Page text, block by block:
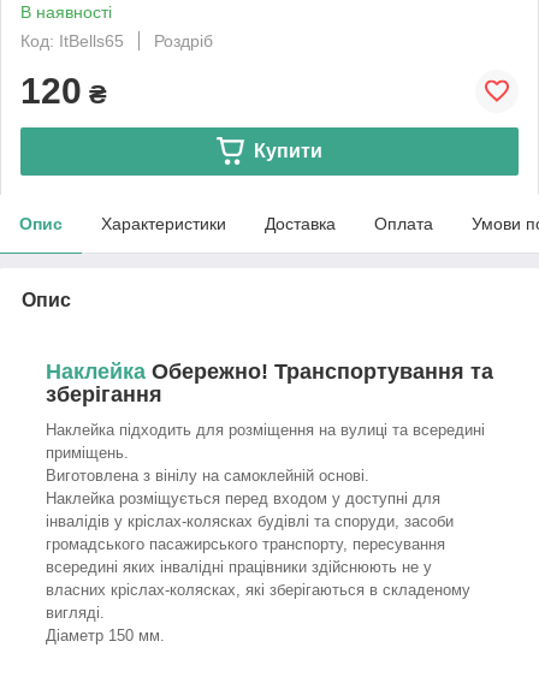
В наявності
Код: ItBells65
Роздріб
120 ₴
Купити
Опис Характеристики Доставка Оплата Умови
Опис
Наклейка Обережно! Транспортування та
зберігання
Наклейка підходить для розміщення на вулиці та всередині
приміщень.
Виготовлена з вінілу на самоклейній основі.
Наклейка розміщується перед входом у доступні для
інвалідів у кріслах-колясках будівлі та споруди, засоби
громадського пасажирського транспорту, пересування
всередині яких інвалідні працівники здійснюють не у
власних кріслах-колясках, які зберігаються в складеному
вигляді.
Діаметр 150 мм.